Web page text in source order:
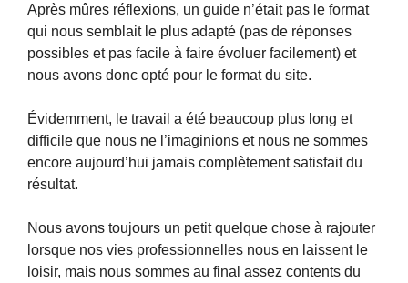
Après mûres réflexions, un guide n’était pas le format
qui nous semblait le plus adapté (pas de réponses
possibles et pas facile à faire évoluer facilement) et
nous avons donc opté pour le format du site.
Évidemment, le travail a été beaucoup plus long et
difficile que nous ne l’imaginions et nous ne sommes
encore aujourd’hui jamais complètement satisfait du
résultat.
Nous avons toujours un petit quelque chose à rajouter
lorsque nos vies professionnelles nous en laissent le
loisir, mais nous sommes au final assez contents du